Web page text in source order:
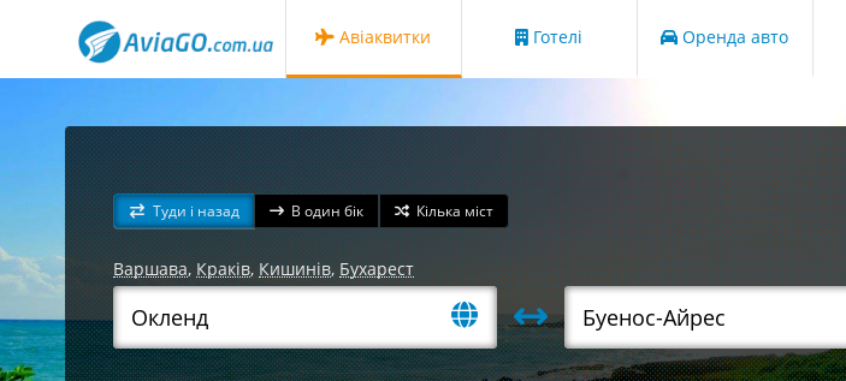
Авіаквитки Готелі Оренда авто
Туди і назад В один бік Кілька міст
Варшава,Краків, Кишинів, Бухарест